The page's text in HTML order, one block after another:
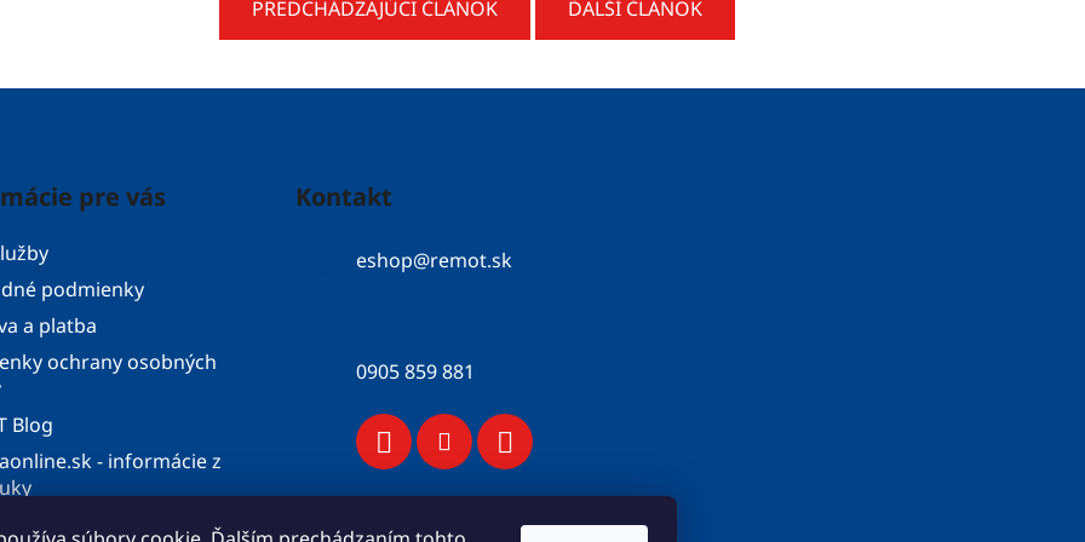
PREDCHÁDZAJÚCI ČLÁNOK ĎALŠÍ ČLÁNOK
pre vás
podmienky
a platba
ochrany osobných
Blog
- informácie z
Kontakt
eshop@remot.sk
0905 859 881